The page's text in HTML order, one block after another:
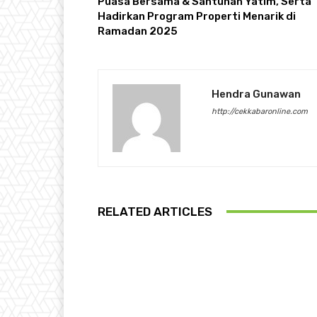
Hadirkan Program Properti Menarik di
Ramadan 2025
Hendra Gunawan
http://cekkabaronline.com
RELATED ARTICLES